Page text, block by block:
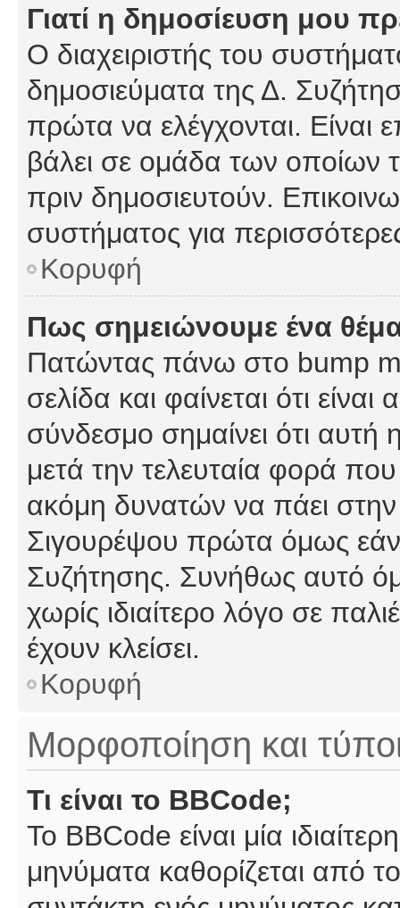
Γιατί η δημοσίευση μου
Ο διαχειριστής του
δημοσιεύματα της Δ.
πρώτα να ελέγχονται. Είναι
βάλει σε ομάδα των οποίων
πριν δημοσιευτούν.
συστήματος για
Κορυφή
Πως σημειώνουμε ένα
Πατώντας πάνω στο bump
σελίδα και φαίνεται ότι
σύνδεσμο σημαίνει ότι αυτή
μετά την τελευταία φορά που
ακόμη δυνατών να πάει
Σιγουρέψου πρώτα όμως εάν
Συζήτησης. Συνήθως αυτό
χωρίς ιδιαίτερο λόγο σε
έχουν κλείσει.
Κορυφή
Μορφοποίηση και
Τι είναι το BBCode;
Το BBCode είναι μία
μηνύματα καθορίζεται από